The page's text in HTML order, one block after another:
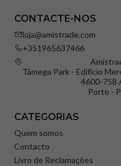
CONTACTE-NOS
loja@amistrade.com
+351965637466
Tâmega Park - Edifício
4600-758
Porto -
CATEGORIAS
Quem somos
Contacto
Livro de Reclamações